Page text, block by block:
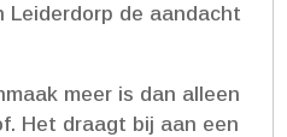
Leiderdorp de aandacht
meer is dan alleen
Het draagt bij aan een